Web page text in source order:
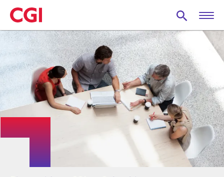
Skip
to
main
content